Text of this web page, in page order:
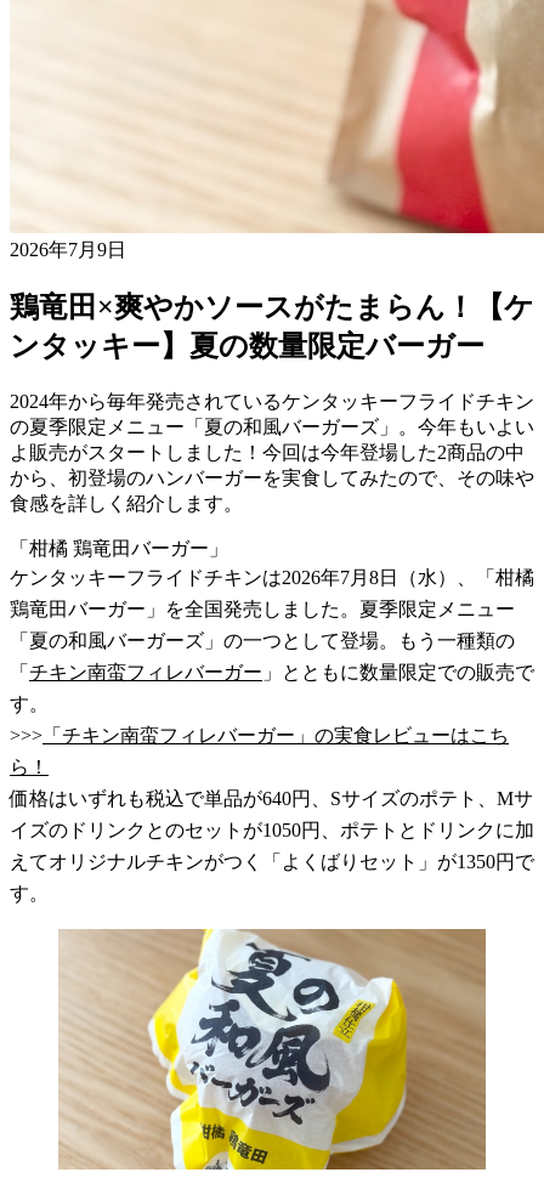
2026年7月9日
鶏竜田×爽やかソースがたまらん！【ケ
ンタッキー】夏の数量限定バーガー
2024年から毎年発売されているケンタッキーフライドチキン
の夏季限定メニュー「夏の和風バーガーズ」。今年もいよい
よ販売がスタートしました！今回は今年登場した2商品の中
から、初登場のハンバーガーを実食してみたので、その味や
食感を詳しく紹介します。
「柑橘 鶏竜田バーガー」
ケンタッキーフライドチキンは2026年7月8日（水）、「柑橘
鶏竜田バーガー」を全国発売しました。夏季限定メニュー
「夏の和風バーガーズ」の一つとして登場。もう一種類の
「 チキン南蛮フィレバーガー 」とともに数量限定での販売で
す。
>>> 「チキン南蛮フィレバーガー」の実食レビューはこち
ら！
価格はいずれも税込で単品が640円、Sサイズのポテト、Mサ
イズのドリンクとのセットが1050円、ポテトとドリンクに加
えてオリジナルチキンがつく「よくばりセット」が1350円で
す。